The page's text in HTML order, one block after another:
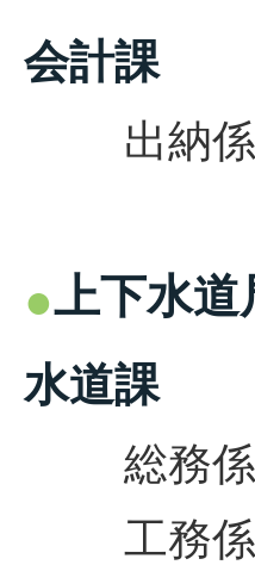
会計課
出納係
上下水道
水道課
総務係
工務